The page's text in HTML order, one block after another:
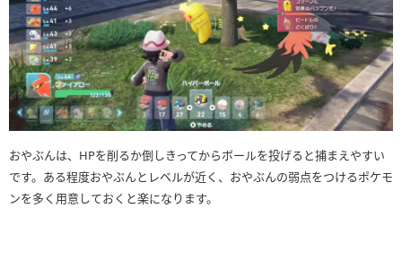
おやぶんは、HPを削るか倒しきってからボールを投げると捕まえやすい
です。ある程度おやぶんとレベルが近く、おやぶんの弱点をつけるポケモ
ンを多く用意しておくと楽になります。